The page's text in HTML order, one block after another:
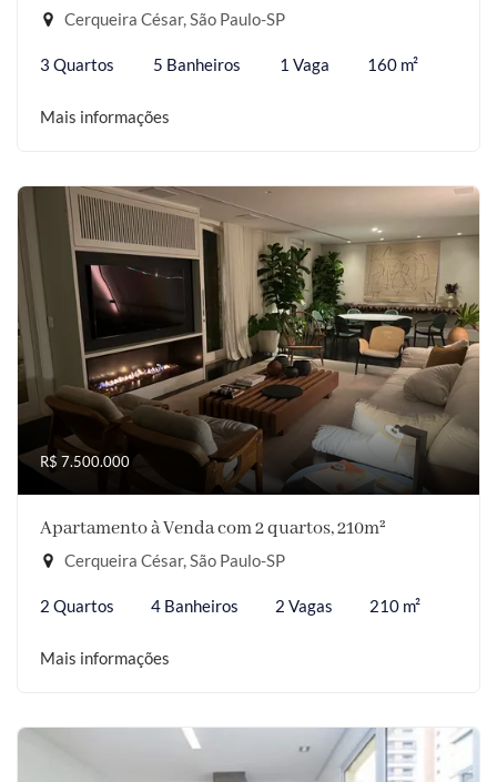
Cerqueira César, São Paulo-SP
3 Quartos 5 Banheiros 1 Vaga 160 m²
Mais informações
R$ 7.500.000
Apartamento à Venda com 2 quartos, 210m²
Cerqueira César, São Paulo-SP
2 Quartos 4 Banheiros 2 Vagas 210 m²
Mais informações